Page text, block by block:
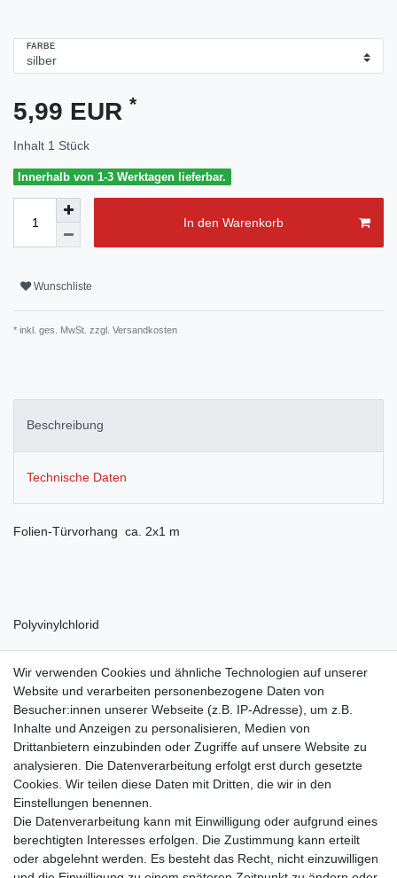
FARBE
5,99 EUR *
Inhalt 1 Stück
Innerhalb von 1-3 Werktagen lieferbar.
In den Warenkorb
Wunschliste
* inkl. ges. MwSt. zzgl. Versandkosten
Beschreibung
Technische Daten
Folien-Türvorhang ca. 2x1 m
Polyvinylchlorid
Shop
Zahlungs- und Versandbedingungen
Warenkorb
Kasse
Mein Konto
Wir verwenden Cookies und ähnliche Technologien auf unserer
Website und verarbeiten personenbezogene Daten von
Besucher:innen unserer Webseite (z.B. IP-Adresse), um z.B.
Inhalte und Anzeigen zu personalisieren, Medien von
Drittanbietern einzubinden oder Zugriffe auf unsere Website zu
analysieren. Die Datenverarbeitung erfolgt erst durch gesetzte
Cookies. Wir teilen diese Daten mit Dritten, die wir in den
Einstellungen benennen.
Die Datenverarbeitung kann mit Einwilligung oder aufgrund eines
berechtigten Interesses erfolgen. Die Zustimmung kann erteilt
oder abgelehnt werden. Es besteht das Recht, nicht einzuwilligen